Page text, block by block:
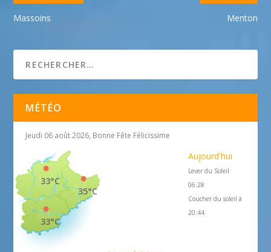
Massoins Menton
MÉTÉO
Jeudi 06 août 2026, Bonne Fête Félicissime
35°C
33°C
33°C
Aujourd'hui
Lever du Soleil
06:28
Coucher du soleil à
20:44